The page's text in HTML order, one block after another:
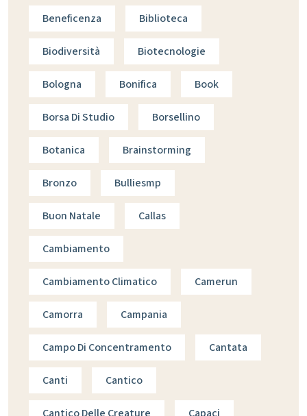
Beneficenza Biblioteca
Biodiversità Biotecnologie
Bologna Bonifica Book
Borsa Di Studio Borsellino
Botanica Brainstorming
Bronzo Bulliesmp
Buon Natale Callas
Cambiamento
Cambiamento Climatico Camerun
Camorra Campania
Campo Di Concentramento Cantata
Canti Cantico